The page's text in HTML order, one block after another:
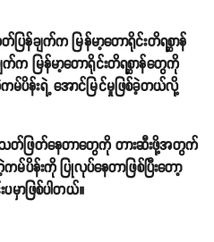
ချက်က မြန်မာ့တောရိုင်းတိရစ္ဆာန်
မြန်မာ့တောရိုင်းတိရစ္ဆာန်တွေကို
ပိန်းရဲ့ အောင်မြင်မှုဖြစ်ခဲ့တယ်လို့
င်သတ်ဖြတ်နေတာတွေကို တားဆီးဖို့အတွက်
န်းကို ပြုလုပ်နေတာဖြစ်ပြီးတော့
ာဖြစ်ပါတယ်။